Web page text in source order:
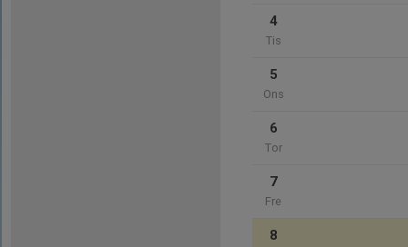
4
Tis
5
Ons
6
Tor
7
Fre
8